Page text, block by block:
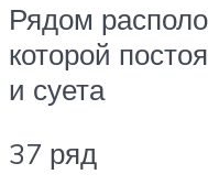
Рядом
которой
и суета
37 ряд